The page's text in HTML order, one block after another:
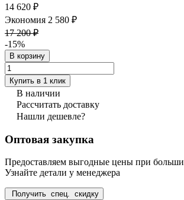
14 620 ₽
Экономия 2 580 ₽
17 200 ₽
-15%
В корзину
Купить в 1 клик
В наличии
Рассчитать доставку
Нашли дешевле?
Оптовая закупка
Предоставляем выгодные цены при
Узнайте детали у менеджера
Получить спец. скидку